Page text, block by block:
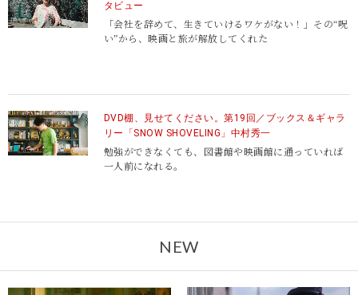
タビュー
「会社を辞めて、生きていけるワケがない！」その“呪
い”から、映画と旅が解放してくれた
DVD棚、見せてください。第19回／ブックス＆ギャラ
リー「SNOW SHOVELING」中村秀一
勉強ができなくても、図書館や映画館に通っていれば
一人前になれる。
NEW